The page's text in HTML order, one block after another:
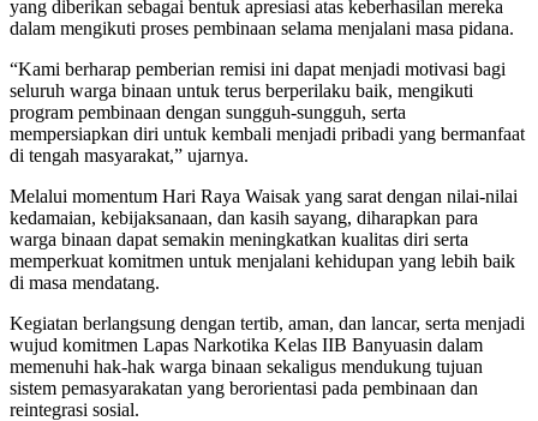
yang diberikan sebagai bentuk apresiasi atas keberhasilan mereka
dalam mengikuti proses pembinaan selama menjalani masa pidana.
“Kami berharap pemberian remisi ini dapat menjadi motivasi bagi
seluruh warga binaan untuk terus berperilaku baik, mengikuti
program pembinaan dengan sungguh-sungguh, serta
mempersiapkan diri untuk kembali menjadi pribadi yang bermanfaat
di tengah masyarakat,” ujarnya.
Melalui momentum Hari Raya Waisak yang sarat dengan nilai-nilai
kedamaian, kebijaksanaan, dan kasih sayang, diharapkan para
warga binaan dapat semakin meningkatkan kualitas diri serta
memperkuat komitmen untuk menjalani kehidupan yang lebih baik
di masa mendatang.
Kegiatan berlangsung dengan tertib, aman, dan lancar, serta menjadi
wujud komitmen Lapas Narkotika Kelas IIB Banyuasin dalam
memenuhi hak-hak warga binaan sekaligus mendukung tujuan
sistem pemasyarakatan yang berorientasi pada pembinaan dan
reintegrasi sosial.